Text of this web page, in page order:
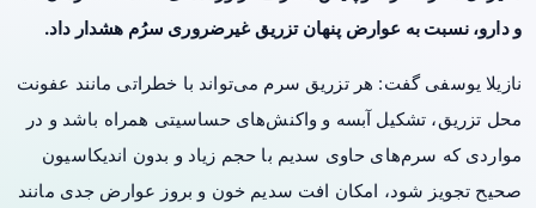
و دارو، نسبت به عوارض پنهان تزریق غیرضروری سرُم هشدار داد.
نازیلا یوسفی گفت: هر تزریق سرم می‌تواند با خطراتی مانند عفونت
محل تزریق، تشکیل آبسه و واکنش‌های حساسیتی همراه باشد و در
مواردی که سرم‌های حاوی سدیم با حجم زیاد و بدون اندیکاسیون
صحیح تجویز شود، امکان افت سدیم خون و بروز عوارض جدی مانند